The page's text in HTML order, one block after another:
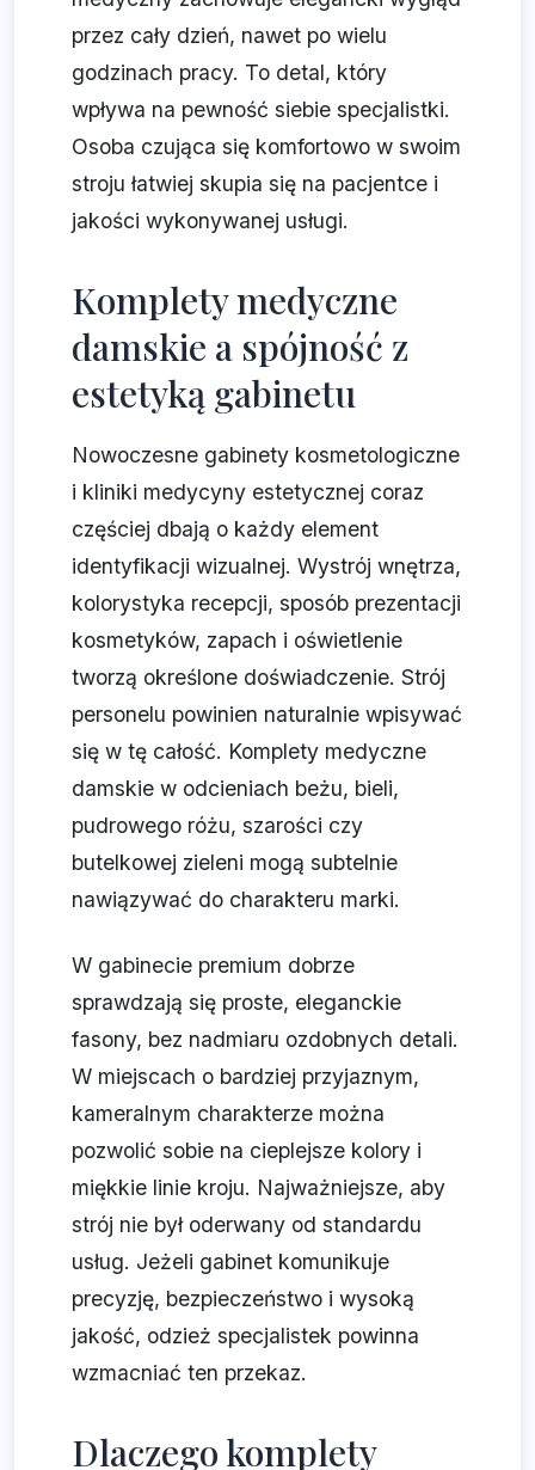
przez cały dzień, nawet po wielu
godzinach pracy. To detal, który
wpływa na pewność siebie specjalistki.
Osoba czująca się komfortowo w swoim
stroju łatwiej skupia się na pacjentce i
jakości wykonywanej usługi.
Komplety medyczne
damskie a spójność z
estetyką gabinetu
Nowoczesne gabinety kosmetologiczne
i kliniki medycyny estetycznej coraz
częściej dbają o każdy element
identyfikacji wizualnej. Wystrój wnętrza,
kolorystyka recepcji, sposób prezentacji
kosmetyków, zapach i oświetlenie
tworzą określone doświadczenie. Strój
personelu powinien naturalnie wpisywać
się w tę całość. Komplety medyczne
damskie w odcieniach beżu, bieli,
pudrowego różu, szarości czy
butelkowej zieleni mogą subtelnie
nawiązywać do charakteru marki.
W gabinecie premium dobrze
sprawdzają się proste, eleganckie
fasony, bez nadmiaru ozdobnych detali.
W miejscach o bardziej przyjaznym,
kameralnym charakterze można
pozwolić sobie na cieplejsze kolory i
miękkie linie kroju. Najważniejsze, aby
strój nie był oderwany od standardu
usług. Jeżeli gabinet komunikuje
precyzję, bezpieczeństwo i wysoką
jakość, odzież specjalistek powinna
wzmacniać ten przekaz.
Dlaczego komplety